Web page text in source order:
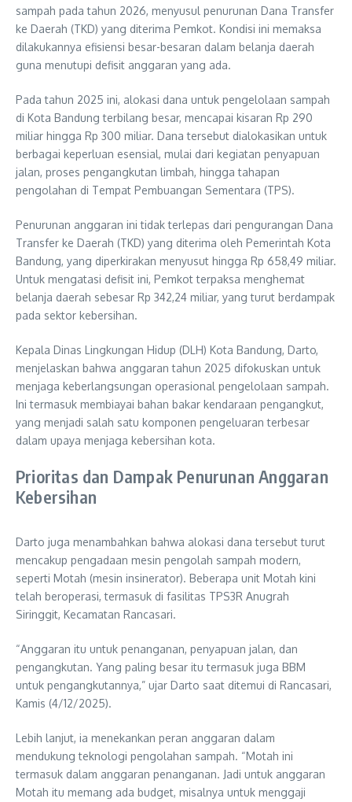
sampah pada tahun 2026, menyusul penurunan Dana Transfer
ke Daerah (TKD) yang diterima Pemkot. Kondisi ini memaksa
dilakukannya efisiensi besar-besaran dalam belanja daerah
guna menutupi defisit anggaran yang ada.
Pada tahun 2025 ini, alokasi dana untuk pengelolaan sampah
di Kota Bandung terbilang besar, mencapai kisaran Rp 290
miliar hingga Rp 300 miliar. Dana tersebut dialokasikan untuk
berbagai keperluan esensial, mulai dari kegiatan penyapuan
jalan, proses pengangkutan limbah, hingga tahapan
pengolahan di Tempat Pembuangan Sementara (TPS).
Penurunan anggaran ini tidak terlepas dari pengurangan Dana
Transfer ke Daerah (TKD) yang diterima oleh Pemerintah Kota
Bandung, yang diperkirakan menyusut hingga Rp 658,49 miliar.
Untuk mengatasi defisit ini, Pemkot terpaksa menghemat
belanja daerah sebesar Rp 342,24 miliar, yang turut berdampak
pada sektor kebersihan.
Kepala Dinas Lingkungan Hidup (DLH) Kota Bandung, Darto,
menjelaskan bahwa anggaran tahun 2025 difokuskan untuk
menjaga keberlangsungan operasional pengelolaan sampah.
Ini termasuk membiayai bahan bakar kendaraan pengangkut,
yang menjadi salah satu komponen pengeluaran terbesar
dalam upaya menjaga kebersihan kota.
Prioritas dan Dampak Penurunan Anggaran
Kebersihan
Darto juga menambahkan bahwa alokasi dana tersebut turut
mencakup pengadaan mesin pengolah sampah modern,
seperti Motah (mesin insinerator). Beberapa unit Motah kini
telah beroperasi, termasuk di fasilitas TPS3R Anugrah
Siringgit, Kecamatan Rancasari.
“Anggaran itu untuk penanganan, penyapuan jalan, dan
pengangkutan. Yang paling besar itu termasuk juga BBM
untuk pengangkutannya,” ujar Darto saat ditemui di Rancasari,
Kamis (4/12/2025).
Lebih lanjut, ia menekankan peran anggaran dalam
mendukung teknologi pengolahan sampah. “Motah ini
termasuk dalam anggaran penanganan. Jadi untuk anggaran
Motah itu memang ada budget, misalnya untuk menggaji